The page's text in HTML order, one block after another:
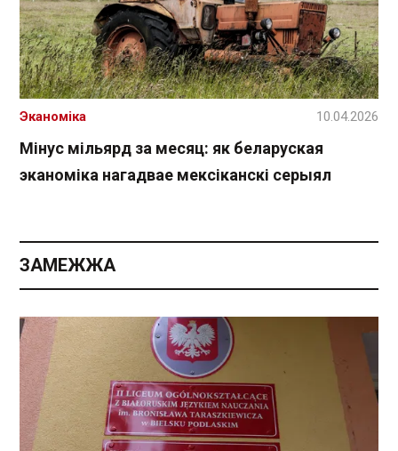
Мінус мільярд за месяц: як беларуская
эканоміка нагадвае мексіканскі серыял
Эканоміка 10.04.2026
ЗАМЕЖЖА